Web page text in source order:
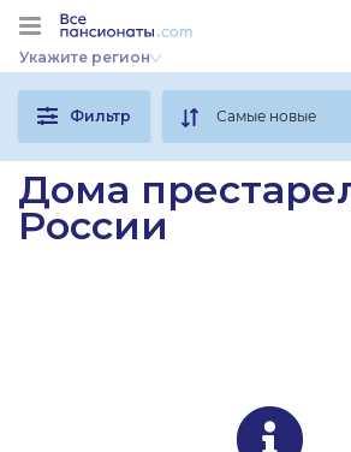
Укажите регион
Фильтр
Дома
России